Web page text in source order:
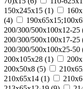
150x245x15 (1)
(4)
200/300/500x100x12-25
200/300/500x100x17-25
200/300/500x100x25-50
200x105x28 (1)
200х50х8 (5)
210x65x14 (1)